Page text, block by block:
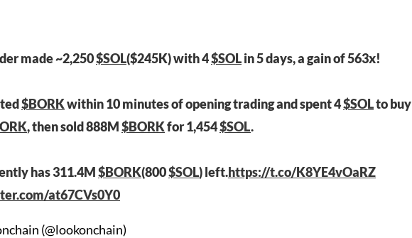
made ~2,250$SOL($245K) with 4$SOLin 5 days, a gain of 563x!
$BORKwithin 10 minutes of opening trading and spent 4$SOLto buy
, then sold 888M$BORKfor 1,454$SOL.
has 311.4M$BORK(800$SOL) left.https://t.co/K8YE4vOaRZ
at67CVs0Y0
(@lookonchain)